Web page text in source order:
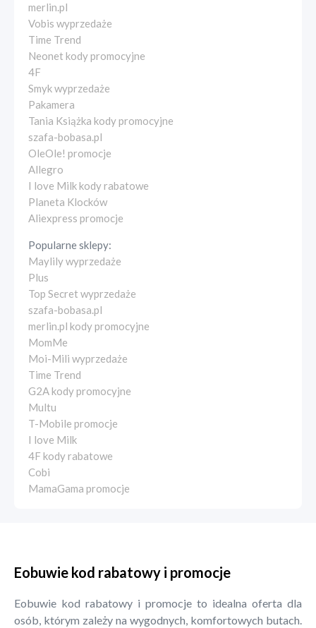
merlin.pl
Vobis wyprzedaże
Time Trend
Neonet kody promocyjne
4F
Smyk wyprzedaże
Pakamera
Tania Książka kody promocyjne
szafa-bobasa.pl
OleOle! promocje
Allegro
I love Milk kody rabatowe
Planeta Klocków
Aliexpress promocje
Popularne sklepy:
Maylily wyprzedaże
Plus
Top Secret wyprzedaże
szafa-bobasa.pl
merlin.pl kody promocyjne
MomMe
Moi-Mili wyprzedaże
Time Trend
G2A kody promocyjne
Multu
T-Mobile promocje
I love Milk
4F kody rabatowe
Cobi
MamaGama promocje
Eobuwie kod rabatowy i promocje
Eobuwie kod rabatowy i promocje to idealna oferta dla
osób, którym zależy na wygodnych, komfortowych butach.